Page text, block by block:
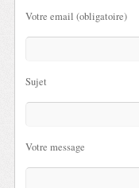
Votre email (obligatoire)
Sujet
Votre message